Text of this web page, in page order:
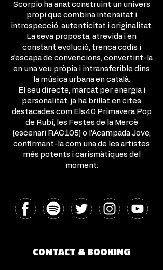
Scorpio ha anat construint un univers
propi que combina intensitat i
introspecció, autenticitat i originalitat.
La seva proposta, atrevida i en
constant evolució, trenca codis i
s’escapa de convencions, convertint-la
en una veu pròpia i intransferible dins
la música urbana en català.
El seu directe, marcat per energia i
personalitat, ja ha brillat en cites
destacades com Els40 Primavera Pop
de Rubí, les Festes de la Mercè
(escenari RAC105) o l’Acampada Jove,
confirmant-la com una de les artistes
més potents i carismàtiques del
moment.
CONTACT & BOOKING